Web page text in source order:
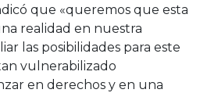
que «queremos que esta
realidad en nuestra
las posibilidades para este
vulnerabilizado
en derechos y en una